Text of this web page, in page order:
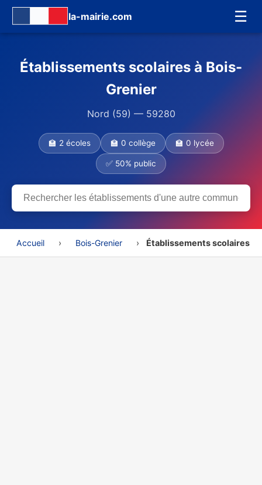
la-mairie.com ☰
Établissements scolaires à Bois-
Grenier
Nord (59) — 59280
🏫 2 écoles 🏫 0 collège 🏫 0 lycée
✅ 50% public
Accueil › Bois-Grenier › Établissements scolaires